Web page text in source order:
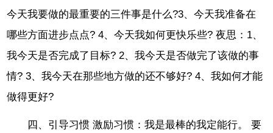
今天我要做的最重要的三件事是什么?3、今天我准备在
哪些方面进步点点? 4、今天我如何更快乐些? 夜思：1、
我今天是否完成了目标? 2、我今天是否做完了该做的事
情? 3、我今天在那些地方做的还不够好? 4、我如何才能
做得更好?
四、引导习惯 激励习惯：我是最棒的我定能行。 要